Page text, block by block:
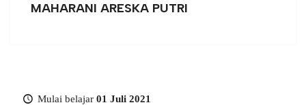
MAHARANI ARESKA PUTRI
Mulai belajar 01 Juli 2021